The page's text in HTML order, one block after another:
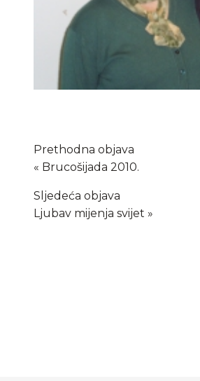
Prethodna objava
Brucošijada 2010.
Sljedeća objava
Ljubav mijenja svijet